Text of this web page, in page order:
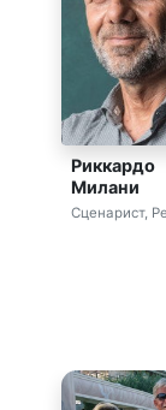
Риккардо
Милани
Сценарист,